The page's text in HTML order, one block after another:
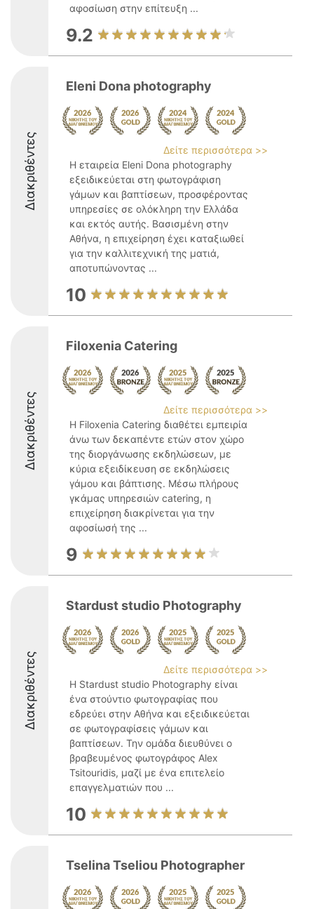
αφοσίωση στην επίτευξη ...
9.2
Διακριθέντες
Eleni Dona photography
Δείτε περισσότερα >>
Η εταιρεία Eleni Dona photography
εξειδικεύεται στη φωτογράφιση
γάμων και βαπτίσεων, προσφέροντας
υπηρεσίες σε ολόκληρη την Ελλάδα
και εκτός αυτής. Βασισμένη στην
Αθήνα, η επιχείρηση έχει καταξιωθεί
για την καλλιτεχνική της ματιά,
αποτυπώνοντας ...
10
Διακριθέντες
Filoxenia Catering
Δείτε περισσότερα >>
Η Filoxenia Catering διαθέτει εμπειρία
άνω των δεκαπέντε ετών στον χώρο
της διοργάνωσης εκδηλώσεων, με
κύρια εξειδίκευση σε εκδηλώσεις
γάμου και βάπτισης. Μέσω πλήρους
γκάμας υπηρεσιών catering, η
επιχείρηση διακρίνεται για την
αφοσίωσή της ...
9
Διακριθέντες
Stardust studio Photography
Δείτε περισσότερα >>
Η Stardust studio Photography είναι
ένα στούντιο φωτογραφίας που
εδρεύει στην Αθήνα και εξειδικεύεται
σε φωτογραφίσεις γάμων και
βαπτίσεων. Την ομάδα διευθύνει ο
βραβευμένος φωτογράφος Alex
Tsitouridis, μαζί με ένα επιτελείο
επαγγελματιών που ...
10
Tselina Tseliou Photographer